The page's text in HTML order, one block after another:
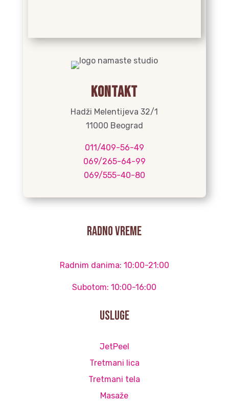
Kontakt
Hadži Melentijeva 32/1
11000 Beograd
011/409-56-49
069/265-64-99
069/555-40-80
radno vreme
Radnim danima: 10:00-21:00
Subotom: 10:00-16:00
Usluge
JetPeel
Tretmani lica
Tretmani tela
Masaže